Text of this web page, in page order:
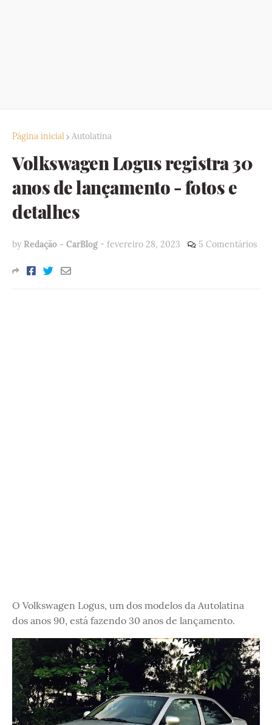
Página inicial Autolatina
Volkswagen Logus registra 30
anos de lançamento - fotos e
detalhes
by Redação - CarBlog - fevereiro 28, 2023 5 Comentários
O Volkswagen Logus, um dos modelos da Autolatina
dos anos 90, está fazendo 30 anos de lançamento.